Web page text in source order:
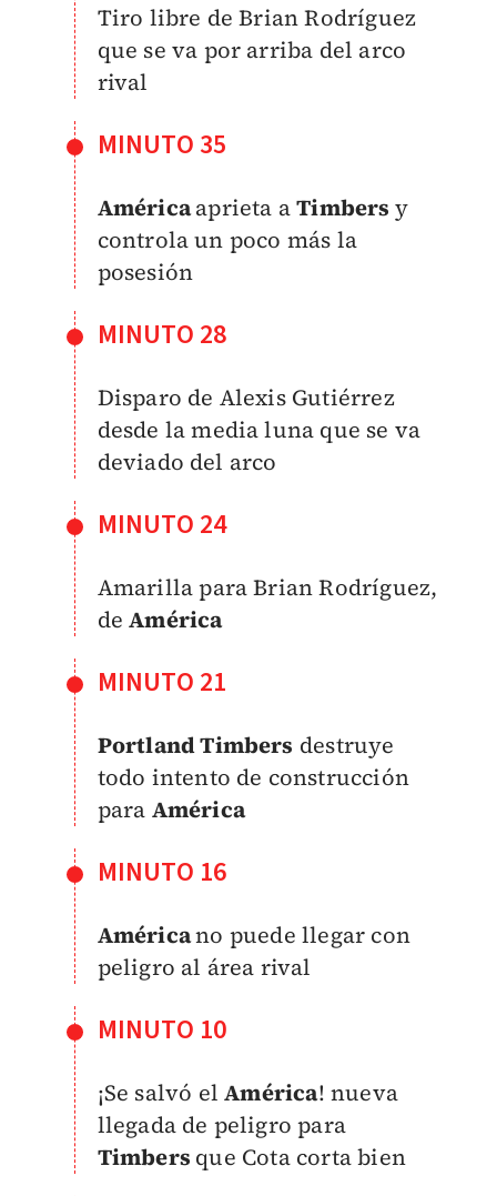
Tiro libre de Brian Rodríguez
que se va por arriba del arco
rival
MINUTO 35
Américaaprieta aTimbers y
controla un poco más la
posesión
MINUTO 28
Disparo de Alexis Gutiérrez
desde la media luna que se va
deviado del arco
MINUTO 24
Amarilla para Brian Rodríguez,
deAmérica
MINUTO 21
Portland Timbers destruye
todo intento de construcción
para América
MINUTO 16
Américano puede llegar con
peligro al área rival
MINUTO 10
¡Se salvó elAmérica! nueva
llegada de peligro para
Timbers que Cota corta bien